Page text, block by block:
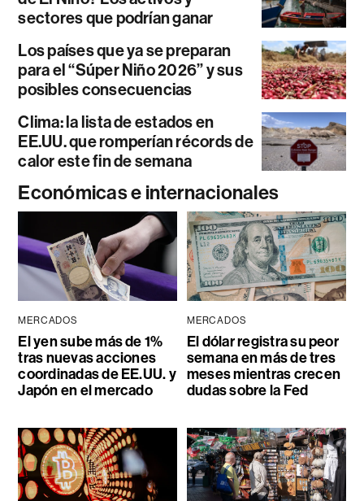
sectores que podrían ganar
Los países que ya se preparan
para el “Súper Niño 2026” y sus
posibles consecuencias
Clima: la lista de estados en
EE.UU. que romperían récords de
calor este fin de semana
Económicas e internacionales
MERCADOS
El yen sube más de 1%
tras nuevas acciones
coordinadas de EE.UU. y
Japón en el mercado
MERCADOS
El dólar registra su peor
semana en más de tres
meses mientras crecen
dudas sobre la Fed